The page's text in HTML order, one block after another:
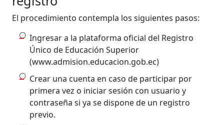
El procedimiento contempla los siguientes pasos:
Ingresar a la plataforma oficial del Registro
Único de Educación Superior
(www.admision.educacion.gob.ec)
Crear una cuenta en caso de participar por
primera vez o iniciar sesión con usuario y
contraseña si ya se dispone de un registro
previo.